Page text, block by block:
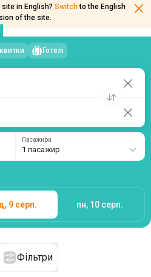
in English? Switch to the English
of the site.
Готелі
Пасажири
1 пасажир
9 серп. пн, 10 серп.
Фільтри